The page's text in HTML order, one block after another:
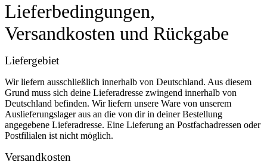
Lieferbedingungen,
Versandkosten und Rückgabe
Liefergebiet
Wir liefern ausschließlich innerhalb von Deutschland. Aus diesem
Grund muss sich deine Lieferadresse zwingend innerhalb von
Deutschland befinden. Wir liefern unsere Ware von unserem
Auslieferungslager aus an die von dir in deiner Bestellung
angegebene Lieferadresse. Eine Lieferung an Postfachadressen oder
Postfilialen ist nicht möglich.
Versandkosten